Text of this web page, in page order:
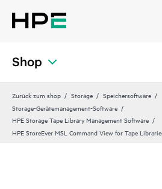
Shop
Zurück zum shop Storage
Speichersoftware
Storage-Gerätemanagement-Software
HPE Storage Tape Library Management Software
HPE StoreEver MSL Command View for Tape